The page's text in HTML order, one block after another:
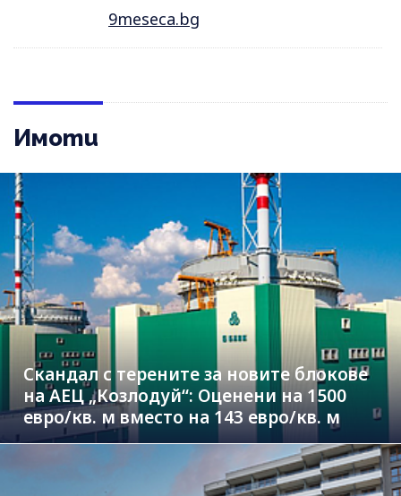
9meseca.bg
Имоти
Скандал с терените за новите блокове
на АЕЦ „Козлодуй“: Оценени на 1500
евро/кв. м вместо на 143 евро/кв. м